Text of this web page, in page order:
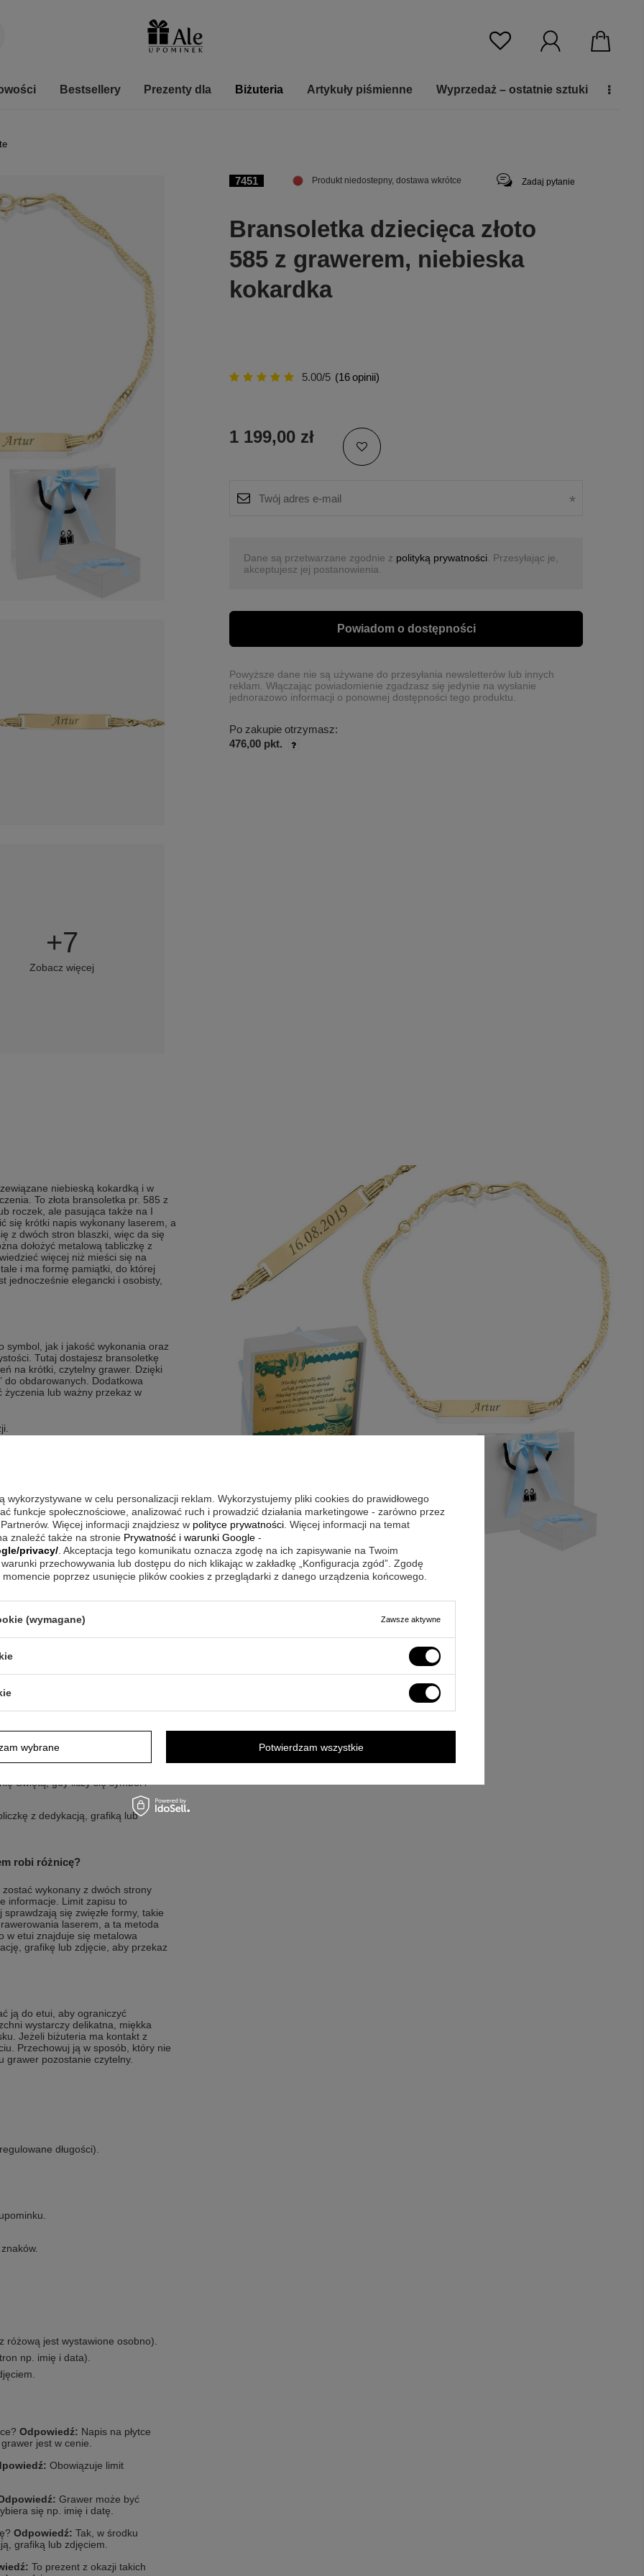
Bestsellery Prezenty dla Biżuteria Artykuły piśmienne Wyprzedaż – ostatnie sztuki
+7
Zobacz więcej
7451 Produkt niedostepny, dostawa wkrótce Zadaj pytanie
Bransoletka dziecięca złoto
585 z grawerem, niebieska
kokardka
5.00/5 (16opinii)
1 199,00 zł
Dane są przetwarzane zgodnie z polityką prywatności . Przesyłając je,
akceptujesz jej postanowienia.
Powiadom o dostępności
Powyższe dane nie są używane do przesyłania newsletterów lub innych
reklam. Włączając powiadomienie zgadzasz się jedynie na wysłanie
jednorazowo informacji o ponownej dostępności tego produktu.
Po zakupie otrzymasz:
476,00 pkt.
niebieską kokardką i w
To złota bransoletka pr. 585 z
roczek, ale pasująca także na I
się krótki napis wykonany laserem, a
z dwóch stron blaszki, więc da się
dołożyć metalową tabliczkę z
więcej niż mieści się na
i ma formę pamiątki, do której
jednocześnie elegancki i osobisty,
symbol, jak i jakość wykonania oraz
Tutaj dostajesz bransoletkę
na krótki, czytelny grawer. Dzięki
do obdarowanych. Dodatkowa
życzenia lub ważny przekaz w
dwóch krótkich informacji.
wręczenia.
była dyskretna, a jednocześnie
postawić na noszenie
W codziennym rytmie
pasuje do różnych stylów
warto zachować spójny,
pamiątkę z konkretną treścią, a
lub roczek z osobistym
dedykację w eleganckiej formie.
złota pr. 585 zamiast
Świętą, gdy liczy się symbol i
z dedykacją, grafiką lub
robi różnicę?
wykonany z dwóch strony
informacje. Limit zapisu to
się zwięzłe formy, takie
laserem, a ta metoda
w etui znajduje się metalowa
grafikę lub zdjęcie, aby przekaz
ją do etui, aby ograniczyć
wystarczy delikatna, miękka
Jeżeli biżuteria ma kontakt z
Przechowuj ją w sposób, który nie
grawer pozostanie czytelny.
długości).
różową jest wystawione osobno).
np. imię i data).
Odpowiedź: Napis na płytce
jest w cenie.
Obowiązuje limit
Grawer może być
się np. imię i datę.
Odpowiedź: Tak, w środku
grafiką lub zdjęciem.
To prezent z okazji takich
wykorzystywane w celu personalizacji reklam. Wykorzystujemy pliki cookies do prawidłowego
funkcje społecznościowe, analizować ruch i prowadzić działania marketingowe - zarówno przez
Więcej informacji znajdziesz w polityce prywatności . Więcej informacji na temat
znaleźć także na stronie Prywatność i warunki Google -
privacy/ . Akceptacja tego komunikatu oznacza zgodę na ich zapisywanie na Twoim
przechowywania lub dostępu do nich klikając w zakładkę „Konfiguracja zgód”. Zgodę
poprzez usunięcie plików cookies z przeglądarki z danego urządzenia końcowego.
(wymagane) Zawsze aktywne
wybrane Potwierdzam wszystkie